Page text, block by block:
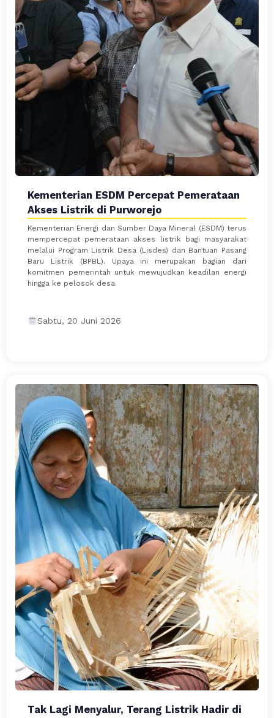
Kementerian ESDM Percepat Pemerataan
Akses Listrik di Purworejo
Kementerian Energi dan Sumber Daya Mineral (ESDM) terus
mempercepat pemerataan akses listrik bagi masyarakat
melalui Program Listrik Desa (Lisdes) dan Bantuan Pasang
Baru Listrik (BPBL). Upaya ini merupakan bagian dari
komitmen pemerintah untuk mewujudkan keadilan energi
hingga ke pelosok desa.
Sabtu, 20 Juni 2026
Tak Lagi Menyalur, Terang Listrik Hadir di